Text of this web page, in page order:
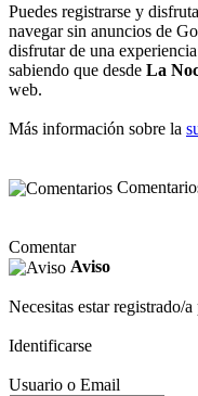
Puedes registrarse y
navegar sin anuncios de
disfrutar de una
sabiendo que desde La
web.
Más información sobre la
Comentar
Aviso
Necesitas estar registrado/
Identificarse
Usuario o Email